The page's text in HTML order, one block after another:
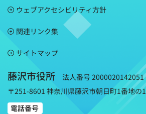
ウェブアクセシビリティ方針
関連リンク集
サイトマップ
藤沢市役所
法人番号 2000020142051
〒251-8601 神奈川県藤沢市朝日町1番地の1
電話番号